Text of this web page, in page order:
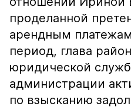
проделанной
арендным
период, глава
юридической
администрации
по взысканию